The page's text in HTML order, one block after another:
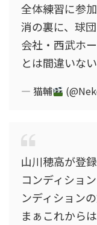
全体練習に参
消の裏に、球
会社・西武ホ
とは間違いな
— 猫輔
山川穂高が登
コンディショ
ンディション
まぁこれから